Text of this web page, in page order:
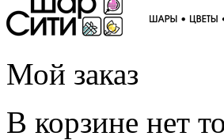
Мой заказ
В корзине нет